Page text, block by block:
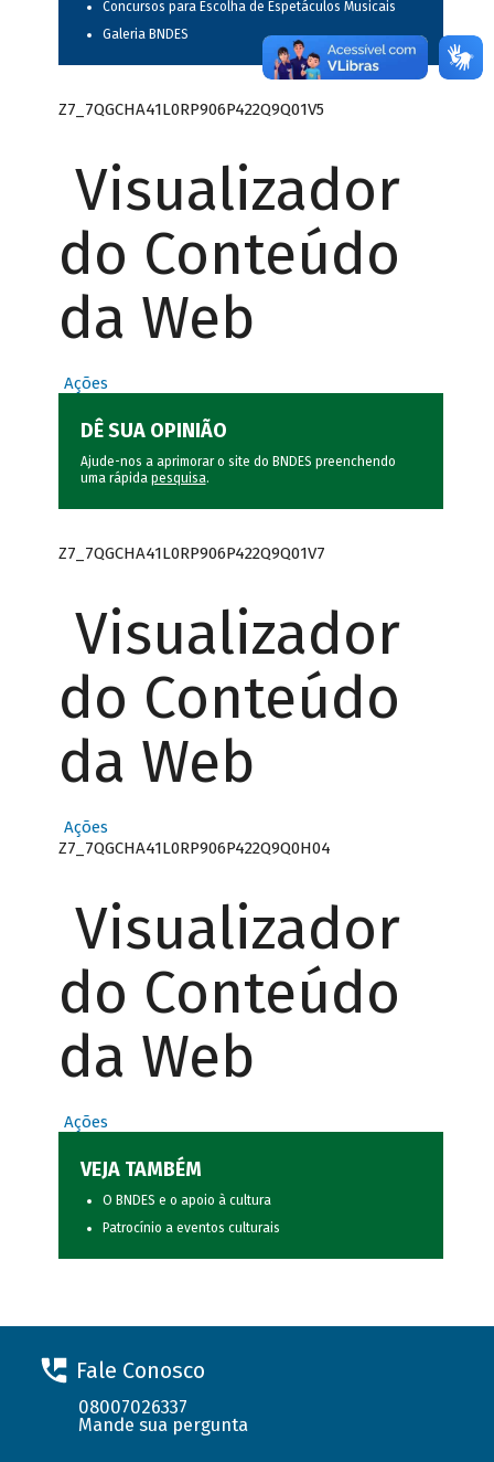
Concursos para Escolha de Espetáculos Musicais
Galeria BNDES
Z7_7QGCHA41L0RP906P422Q9Q01V5
Visualizador
do Conteúdo
da Web
Ações
DÊ SUA OPINIÃO
Ajude-nos a aprimorar o site do BNDES preenchendo
uma rápida pesquisa.
Z7_7QGCHA41L0RP906P422Q9Q01V7
Visualizador
do Conteúdo
da Web
Ações
Z7_7QGCHA41L0RP906P422Q9Q0H04
Visualizador
do Conteúdo
da Web
Ações
VEJA TAMBÉM
O BNDES e o apoio à cultura
Patrocínio a eventos culturais
Fale Conosco
08007026337
Mande sua pergunta